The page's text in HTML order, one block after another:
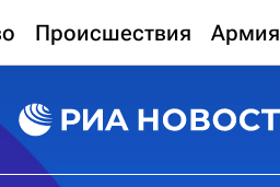
Происшествия Армия